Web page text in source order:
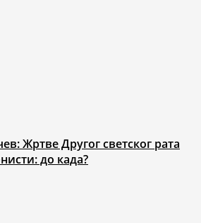
Жртве Другог светског рата
до када?